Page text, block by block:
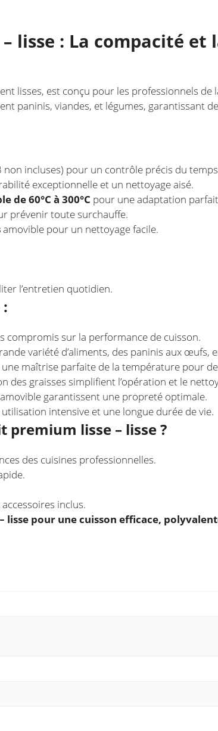
lisse : La compacité et
lisses, est conçu pour les professionnels
paninis, viandes, et légumes, garantissant
non incluses) pour un contrôle précis du
exceptionnelle et un nettoyage aisé.
de 60°C à 300°C pour une adaptation
prévenir toute surchauffe.
amovible pour un nettoyage facile.
l’entretien quotidien.
compromis sur la performance de cuisson.
variété d’aliments, des paninis aux œufs,
maîtrise parfaite de la température pour
des graisses simplifient l’opération et le
garantissent une propreté optimale.
intensive et une longue durée de vie.
lisse – lisse ?
des cuisines professionnelles.
inclus.
pour une cuisson efficace,